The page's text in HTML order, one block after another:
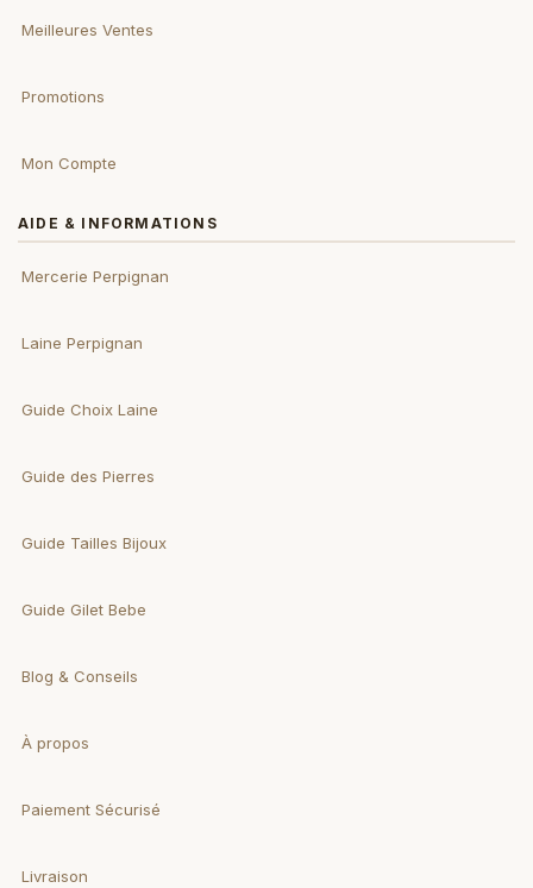
Meilleures Ventes
Promotions
Mon Compte
AIDE & INFORMATIONS
Mercerie Perpignan
Laine Perpignan
Guide Choix Laine
Guide des Pierres
Guide Tailles Bijoux
Guide Gilet Bebe
Blog & Conseils
À propos
Paiement Sécurisé
Livraison